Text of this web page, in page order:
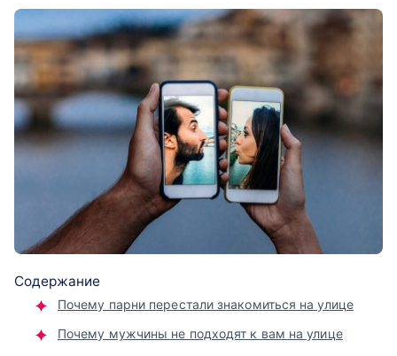
Содержание
Почему парни перестали знакомиться на улице
Почему мужчины не подходят к вам на улице